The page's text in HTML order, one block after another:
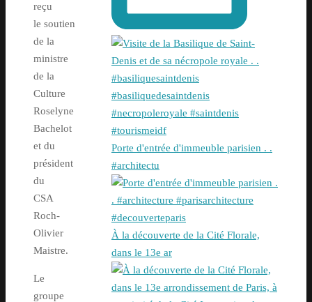
reçu
le soutien
de la
ministre
de la
Culture
Roselyne
Bachelot
et du
président
du
CSA
Roch-
Olivier
Maistre.
Le
groupe
Porte d'entrée d'immeuble parisien . .
#architectu
À la découverte de la Cité Florale,
dans le 13e ar